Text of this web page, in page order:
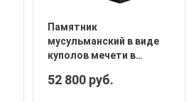
Памятник
мусульманский в виде
куполов мечети в
52 800 руб.